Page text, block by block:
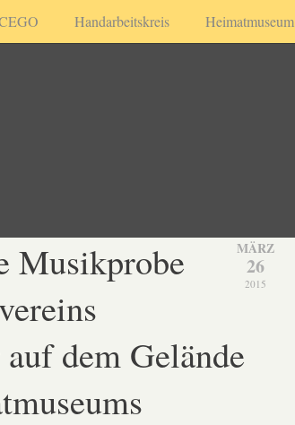
Handarbeitskreis Heimatmuseum
MÄRZ
26
2015
Musikprobe
dem Gelände